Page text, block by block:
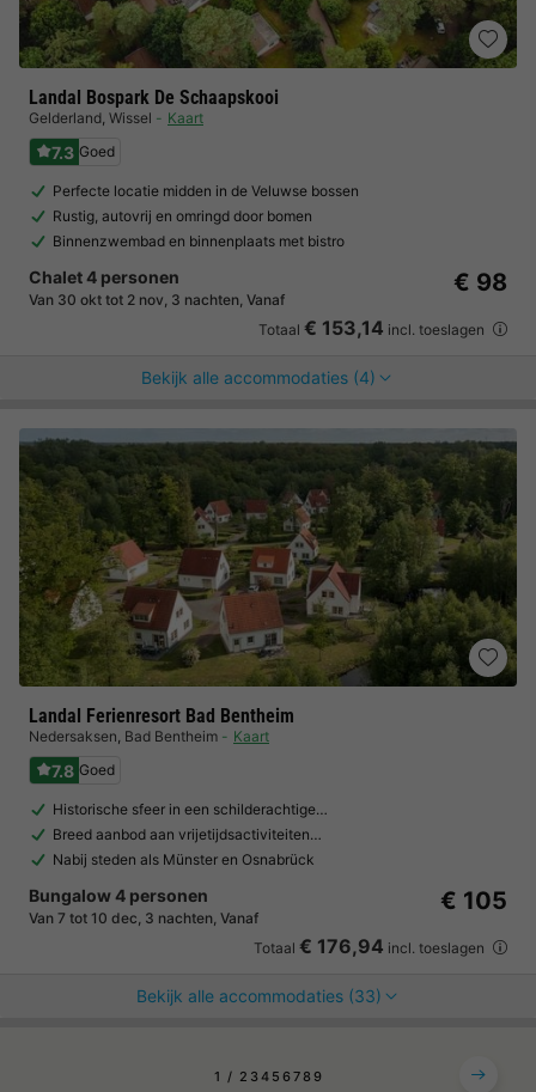
Landal Bospark De Schaapskooi
Gelderland, Wissel Kaart
7.3 Goed
Perfecte locatie midden in de Veluwse bossen
Rustig, autovrij en omringd door bomen
Binnenzwembad en binnenplaats met bistro
Chalet 4 personen
Van 30 okt tot 2 nov, 3 nachten, Vanaf
€ 98
Totaal € 153,14 incl. toeslagen
Bekijk alle accommodaties (4)
Landal Ferienresort Bad Bentheim
Nedersaksen, Bad Bentheim Kaart
7.8 Goed
Historische sfeer in een schilderachtige…
Breed aanbod aan vrijetijdsactiviteiten…
Nabij steden als Münster en Osnabrück
Bungalow 4 personen
Van 7 tot 10 dec, 3 nachten, Vanaf
€ 105
Totaal € 176,94 incl. toeslagen
Bekijk alle accommodaties (33)
1 2 3 4 5 67 8 9